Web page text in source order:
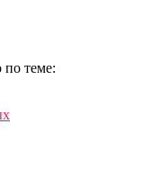
по теме: